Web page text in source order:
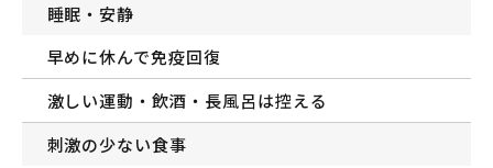
睡眠・安静
早めに休んで免疫回復
激しい運動・飲酒・長風呂は控える
刺激の少ない食事